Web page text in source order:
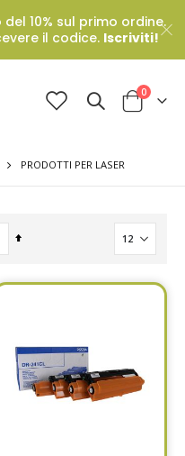
10% sul primo ordine.
il codice. Iscriviti!
Cart
0Prodotti
PRODOTTI PER LASER
Set